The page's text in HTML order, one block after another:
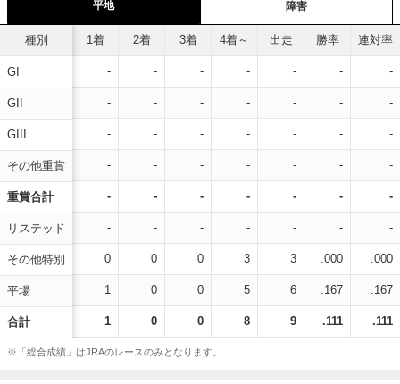
平地 障害
種別
GI
GII
GIII
その他重賞
重賞合計
リステッド
その他特別
平場
合計
1着 2着 3着 4着～ 出走 勝率 連対率
- - - - - - -
- - - - - - -
- - - - - - -
- - - - - - -
- - - - - - -
- - - - - - -
0 0 0 3 3 .000 .000
1 0 0 5 6 .167 .167
1 0 0 8 9 .111 .111
※「総合成績」はJRAのレースのみとなります。